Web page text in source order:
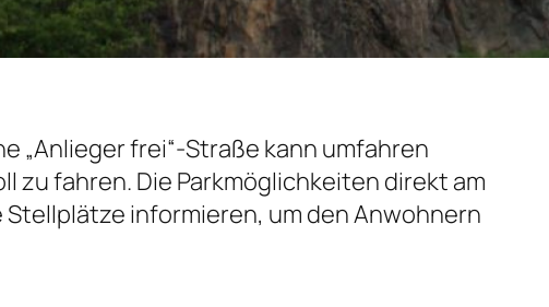
„Anlieger frei“-Straße kann umfahren
fahren. Die Parkmöglichkeiten direkt am
informieren, um den Anwohnern